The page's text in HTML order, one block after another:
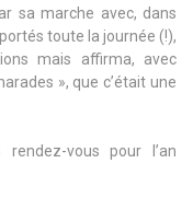
sa marche avec, dans
toute la journée (!),
mais affirma, avec
», que c’était une
vous pour l’an